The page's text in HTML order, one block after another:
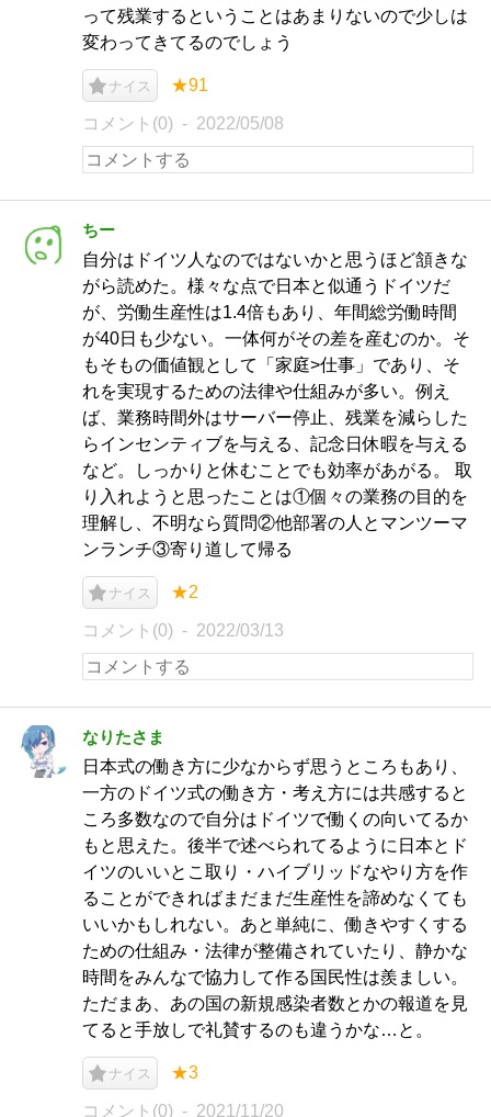
って残業するということはあまりないので少しは
変わってきてるのでしょう
ナイス ★91
コメント(0) 2022/05/08
ちー
自分はドイツ人なのではないかと思うほど頷きな
がら読めた。様々な点で日本と似通うドイツだ
が、労働生産性は1.4倍もあり、年間総労働時間
が40日も少ない。一体何がその差を産むのか。そ
もそもの価値観として「家庭>仕事」であり、そ
れを実現するための法律や仕組みが多い。例え
ば、業務時間外はサーバー停止、残業を減らした
らインセンティブを与える、記念日休暇を与える
など。しっかりと休むことでも効率があがる。 取
り入れようと思ったことは①個々の業務の目的を
理解し、不明なら質問②他部署の人とマンツーマ
ンランチ③寄り道して帰る
ナイス ★2
コメント(0) 2022/03/13
なりたさま
日本式の働き方に少なからず思うところもあり、
一方のドイツ式の働き方・考え方には共感すると
ころ多数なので自分はドイツで働くの向いてるか
もと思えた。後半で述べられてるように日本とド
イツのいいとこ取り・ハイブリッドなやり方を作
ることができればまだまだ生産性を諦めなくても
いいかもしれない。あと単純に、働きやすくする
ための仕組み・法律が整備されていたり、静かな
時間をみんなで協力して作る国民性は羨ましい。
ただまあ、あの国の新規感染者数とかの報道を見
てると手放しで礼賛するのも違うかな…と。
ナイス ★3
コメント(0) 2021/11/20